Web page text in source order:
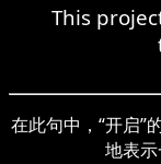
This
在此句中，“开启”
地表示